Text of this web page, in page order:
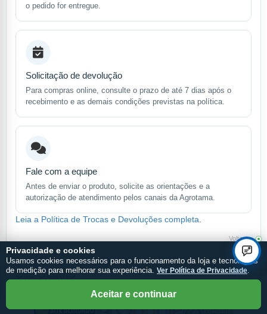
o pedido for entregue.
Solicitação de devolução
Para compras online, consulte o prazo de até 7 dias após o
recebimento e as demais condições previstas na política.
Fale com a equipe
Antes de enviar o produto, solicite as orientações e a
autorização de atendimento pelos canais da Agrotama.
Leia a Política de Trocas e Devoluções completa.
Voltar▲
Site Seguro
Privacidade e cookies
Usamos cookies necessários para o funcionamento da loja e tecnologias
de medição para melhorar sua experiência. Ver Política de Privacidade.
Aceitar e continuar